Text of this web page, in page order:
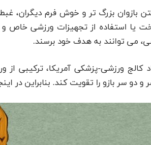
بازوان بزرگ تر و خوش فرم دیگران،
یا استفاده از تجهیزات ورزشی خاص و
می توانند به هدف خود برسند.
کالج ورزشی-پزشکی آمریکا، ترکیبی
دو سر بازو را تقویت کند. بنابراین در